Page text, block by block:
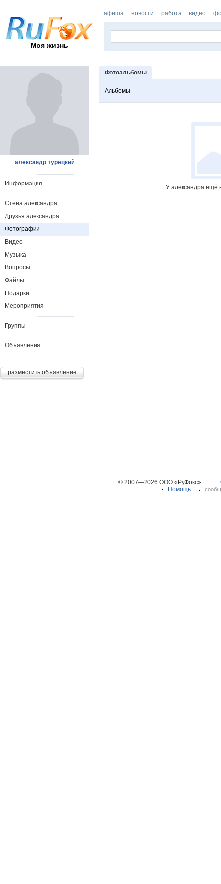
Моя жизнь
афиша новости работа видео
Фотоальбомы
Альбомы
У александра ещё
александр турецкий
Информация
Стена александра
Друзья александра
Фотографии
Видео
Музыка
Вопросы
Файлы
Подарки
Мероприятия
Группы
Объявления
разместить объявление
© 2007—2026 ООО «РуФокс»
Помощь